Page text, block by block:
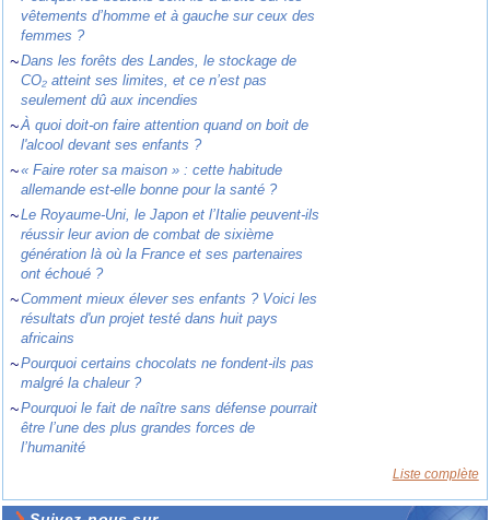
vêtements d’homme et à gauche sur ceux des
femmes ?
~Dans les forêts des Landes, le stockage de
CO₂ atteint ses limites, et ce n’est pas
seulement dû aux incendies
~À quoi doit-on faire attention quand on boit de
l'alcool devant ses enfants ?
~« Faire roter sa maison » : cette habitude
allemande est-elle bonne pour la santé ?
~Le Royaume-Uni, le Japon et l’Italie peuvent-ils
réussir leur avion de combat de sixième
génération là où la France et ses partenaires
ont échoué ?
~Comment mieux élever ses enfants ? Voici les
résultats d'un projet testé dans huit pays
africains
~Pourquoi certains chocolats ne fondent-ils pas
malgré la chaleur ?
~Pourquoi le fait de naître sans défense pourrait
être l’une des plus grandes forces de
l’humanité
Liste complète